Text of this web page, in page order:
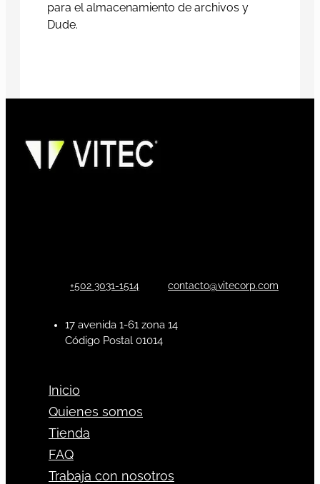
para el almacenamiento de archivos y
Dude.
+502 3031-1514 contacto@vitecorp.com
17 avenida 1-61 zona 14
Código Postal 01014
Inicio
Quienes somos
Tienda
FAQ
Trabaja con nosotros